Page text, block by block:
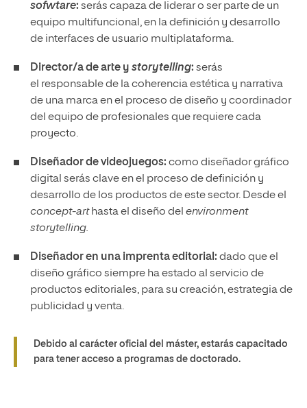
sofwtare: serás capaza de liderar o ser parte de un
equipo multifuncional, en la definición y desarrollo
de interfaces de usuario multiplataforma.
Director/a de arte y storytelling: serás
el responsable de la coherencia estética y narrativa
de una marca en el proceso de diseño y coordinador
del equipo de profesionales que requiere cada
proyecto.
Diseñador de videojuegos: como diseñador gráfico
digital serás clave en el proceso de definición y
desarrollo de los productos de este sector. Desde el
concept-arthasta el diseño del environment
storytelling.
Diseñador en una imprenta editorial: dado que el
diseño gráfico siempre ha estado al servicio de
productos editoriales, para su creación, estrategia de
publicidad y venta.
Debido al carácter oficial del máster, estarás capacitado
para tener acceso a programas de doctorado.